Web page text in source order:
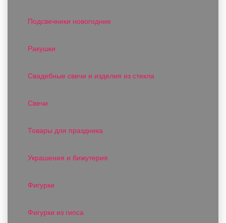
Подсвечники новогодние
Ракушки
Свадебные свечи и изделия из стекла
Свечи
Товары для праздника
Украшения и бижутерия
Фигурки
Фигурки из гипса